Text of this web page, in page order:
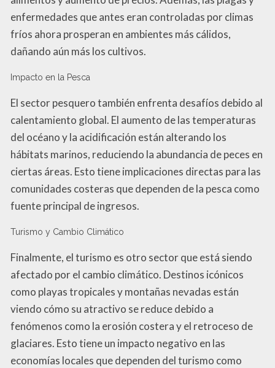
enfermedades que antes eran controladas por climas
fríos ahora prosperan en ambientes más cálidos,
dañando aún más los cultivos.
Impacto en la Pesca
El sector pesquero también enfrenta desafíos debido al
calentamiento global. El aumento de las temperaturas
del océano y la acidificación están alterando los
hábitats marinos, reduciendo la abundancia de peces en
ciertas áreas. Esto tiene implicaciones directas para las
comunidades costeras que dependen de la pesca como
fuente principal de ingresos.
Turismo y Cambio Climático
Finalmente, el turismo es otro sector que está siendo
afectado por el cambio climático. Destinos icónicos
como playas tropicales y montañas nevadas están
viendo cómo su atractivo se reduce debido a
fenómenos como la erosión costera y el retroceso de
glaciares. Esto tiene un impacto negativo en las
economías locales que dependen del turismo como